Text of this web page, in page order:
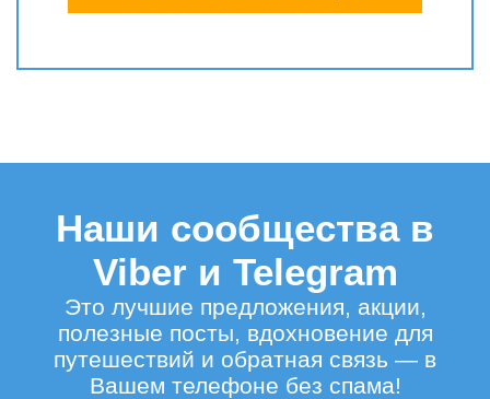
Наши сообщества в
Viber и Telegram
Это лучшие предложения, акции,
полезные посты, вдохновение для
путешествий и обратная связь — в
Вашем телефоне без спама!